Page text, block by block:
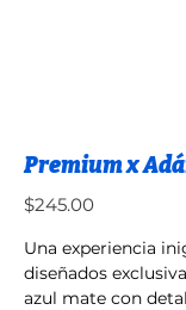
Premium x
Precio
$245.00
Una experiencia
diseñados
azul mate con